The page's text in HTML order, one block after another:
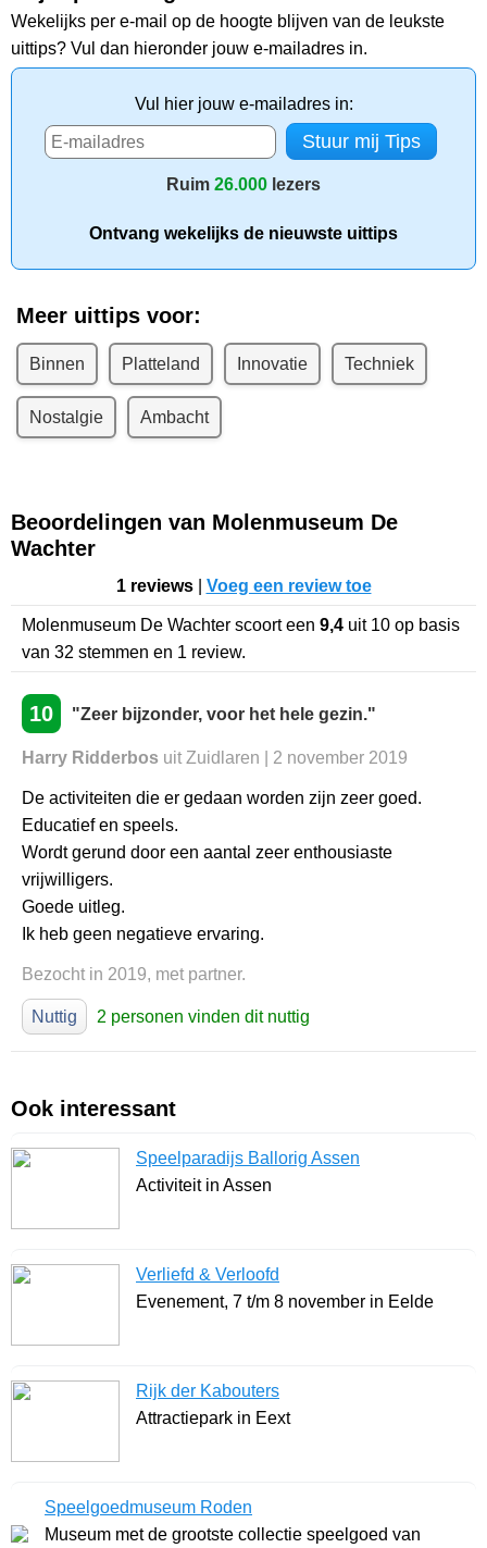
Wekelijks per e-mail op de hoogte blijven van de leukste
uittips? Vul dan hieronder jouw e-mailadres in.
Vul hier jouw e-mailadres in:
Ruim 26.000 lezers
Ontvang wekelijks de nieuwste uittips
Meer uittips voor:
Binnen Platteland Innovatie Techniek
Nostalgie Ambacht
Beoordelingen van Molenmuseum De
Wachter
1 reviews| Voeg een review toe
Molenmuseum De Wachter scoort een 9,4 uit 10 op basis
van 32 stemmen en 1 review.
10 "Zeer bijzonder, voor het hele gezin."
Harry Ridderbos uit Zuidlaren | 2 november 2019
De activiteiten die er gedaan worden zijn zeer goed.
Educatief en speels.
Wordt gerund door een aantal zeer enthousiaste
vrijwilligers.
Goede uitleg.
Ik heb geen negatieve ervaring.
Bezocht in 2019, met partner.
Nuttig 2 personen vinden dit nuttig
Ook interessant
Speelparadijs Ballorig Assen
Activiteit in Assen
Verliefd & Verloofd
Evenement, 7 t/m 8 november in Eelde
Rijk der Kabouters
Attractiepark in Eext
Speelgoedmuseum Roden
Museum met de grootste collectie speelgoed van